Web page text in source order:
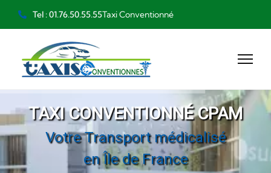
Tel : 01.76.50.55.55Taxi Conventionné
TAXI CONVENTIONNÉ CPAM
Votre Transport médicalisé
en Île de France